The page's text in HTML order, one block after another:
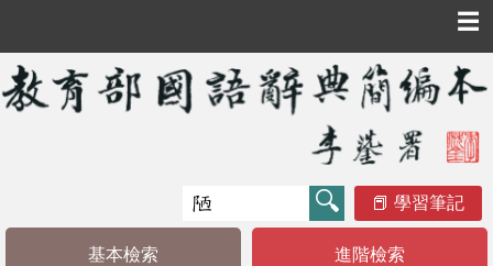
☰
學習筆記
基本檢索 進階檢索